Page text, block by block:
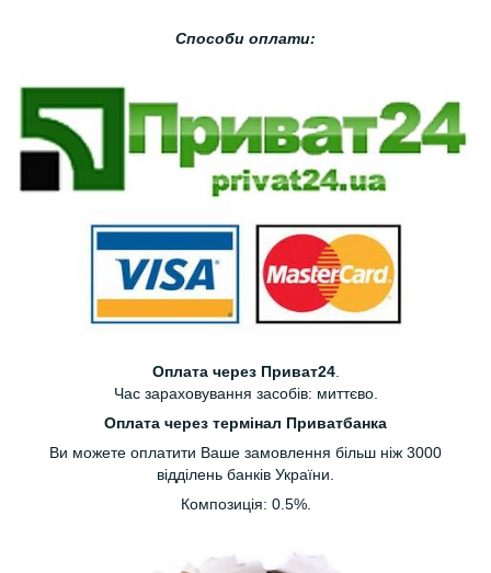
Способи оплати:
Оплата через Приват24.
Час зараховування засобів: миттєво.
Оплата через термінал Приватбанка
Ви можете оплатити Ваше замовлення більш ніж 3000
відділень банків України.
Композиція: 0.5%.